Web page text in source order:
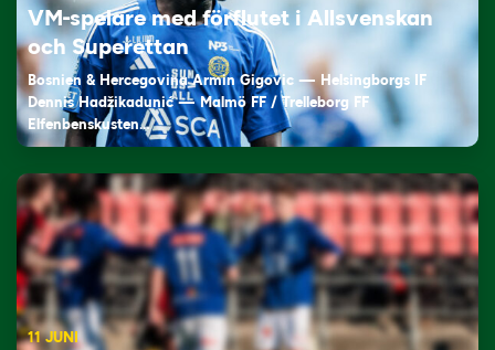
VM-spelare med förflutet i Allsvenskan
och Superettan
Bosnien & Hercegovina Armin Gigovic — Helsingborgs IF
Dennis Hadžikadunić — Malmö FF / Trelleborg FF
Elfenbenskusten…
11 JUNI